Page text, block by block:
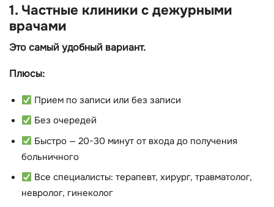
1. Частные клиники с дежурными
врачами
Это самый удобный вариант.
Плюсы:
Прием по записи или без записи
Без очередей
Быстро — 20-30 минут от входа до получения
больничного
Все специалисты: терапевт, хирург, травматолог,
невролог, гинеколог